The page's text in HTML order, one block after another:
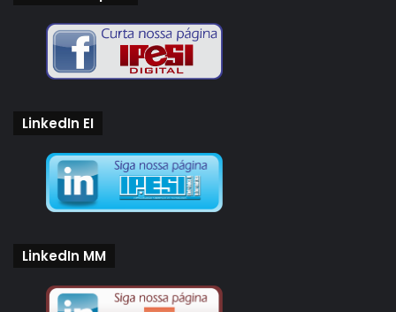
LinkedIn EI
LinkedIn MM